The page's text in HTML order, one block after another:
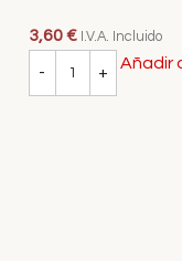
3,60€ I.V.A. Incluido
Añadir